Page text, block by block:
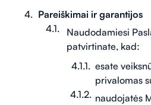
Pareiškimai ir garantijos
Naudodamiesi
patvirtinate, kad:
esate
privalomas
naudojatės